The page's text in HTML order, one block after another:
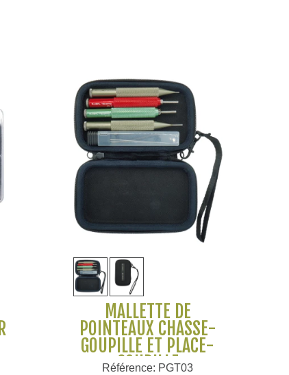
Voir plus
MALLETTE DE
POINTEAUX CHASSE-
GOUPILLE ET PLACE-
GOUPILLE
Référence: PGT03